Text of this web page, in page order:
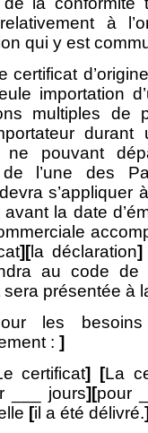
relativement à
qui y est
certificat
importation
multiples de
ne pouvant
l’une des
avant la date
][la déclaration]
au code
sera présentée à
les
: ]
certificat] [La
___ jours][pour
[il a été délivré.